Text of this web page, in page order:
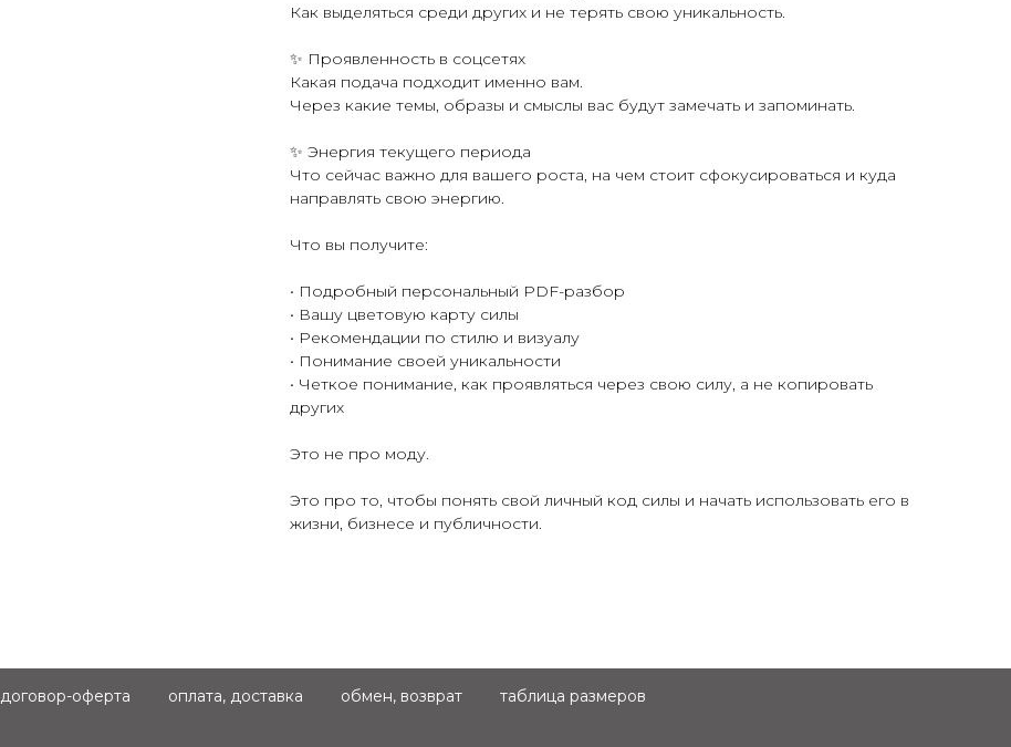
Как выделяться среди других и не терять свою уникальность.
✨ Проявленность в соцсетях
Какая подача подходит именно вам.
Через какие темы, образы и смыслы вас будут замечать и запоминать.
✨ Энергия текущего периода
Что сейчас важно для вашего роста, на чем стоит сфокусироваться и куда
направлять свою энергию.
Что вы получите:
• Подробный персональный PDF-разбор
• Вашу цветовую карту силы
• Рекомендации по стилю и визуалу
• Понимание своей уникальности
• Четкое понимание, как проявляться через свою силу, а не копировать
других
Это не про моду.
Это про то, чтобы понять свой личный код силы и начать использовать его в
жизни, бизнесе и публичности.
договор-оферта оплата, доставка обмен, возврат таблица размеров